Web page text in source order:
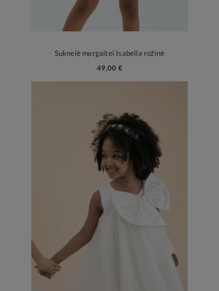
Suknelė mergaitei Isabella rožinė
49,00 €